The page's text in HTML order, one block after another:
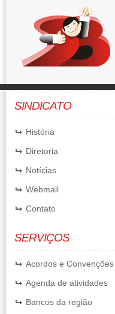
SINDICATO
História
Diretoria
Notícias
Webmail
Contato
SERVIÇOS
Acordos e Convenções
Agenda de atividades
Bancos da região